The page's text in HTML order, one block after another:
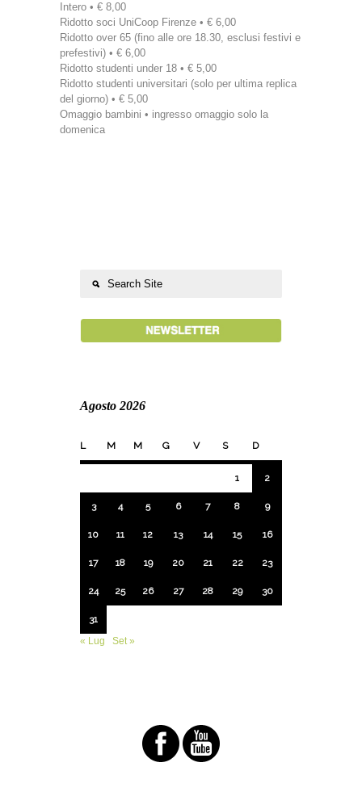
Intero • € 8,00
Ridotto soci UniCoop Firenze • € 6,00
Ridotto over 65 (fino alle ore 18.30, esclusi festivi e
prefestivi) • € 6,00
Ridotto studenti under 18 • € 5,00
Ridotto studenti universitari (solo per ultima replica
del giorno) • € 5,00
Omaggio bambini • ingresso omaggio solo la
domenica
Agosto 2026
L M M G V S D
1 2
3 4 5 6 7 8 9
10 11 12 13 14 15 16
17 18 19 20 21 22 23
24 25 26 27 28 29 30
31
« Lug
Set »